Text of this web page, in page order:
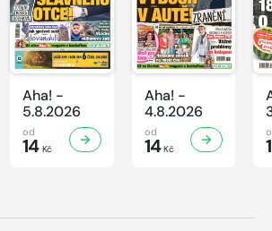
Aha! -
5.8.2026
od
14Kč
Aha! -
4.8.2026
od
14Kč